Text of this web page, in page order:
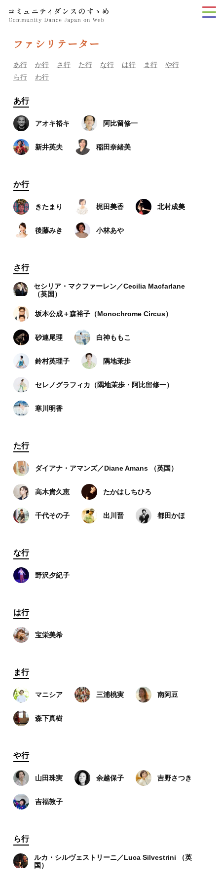
ファシリテーター
あ行 か行 さ行 た行 な行 は行 ま行
や行
ら行
わ行
あ行
アオキ裕キ 阿比留修一
新井英夫 稲田奈緒美
か行
きたまり 梶田美香 北村成美
後藤みき 小林あや
さ行
セシリア・マクファーレン／Cecilia Macfarlane
（英国）
坂本公成＋森裕子（Monochrome Circus）
砂連尾理 白神ももこ
鈴村英理子 隅地茉歩
セレノグラフィカ（隅地茉歩・阿比留修一）
寒川明香
た行
ダイアナ・アマンズ／Diane Amans （英国）
高木貴久恵 たかはしちひろ
千代その子 出川晋 都田かほ
な行
野沢夕紀子
は行
宝栄美希
ま行
マニシア 三浦桃実 南阿豆
森下真樹
や行
山田珠実 余越保子 吉野さつき
吉福敦子
ら行
ルカ・シルヴェストリーニ／Luca Silvestrini （英
国）